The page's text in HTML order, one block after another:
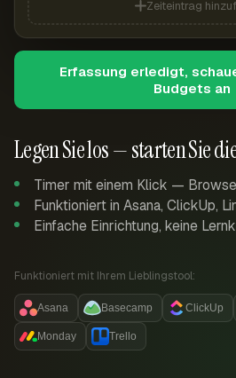
Legen Sie los — starten Sie
Timer mit einem Klick —
Funktioniert in Asana, ClickUp,
Einfache Einrichtung, keine
Funktioniert mit Ihrem Lieblingstool:
Asana Basecamp ClickUp
Monday Trello
Zeiteintrag
Erfassung erledigt,
Budgets an